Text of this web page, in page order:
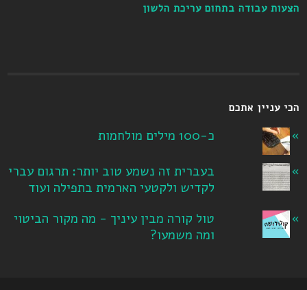
הצעות עבודה בתחום עריכת הלשון
הכי עניין אתכם
כ-100 מילים מולחמות
בעברית זה נשמע טוב יותר: תרגום עברי
לקדיש ולקטעי הארמית בתפילה ועוד
טול קורה מבין עיניך - מה מקור הביטוי
ומה משמעו?